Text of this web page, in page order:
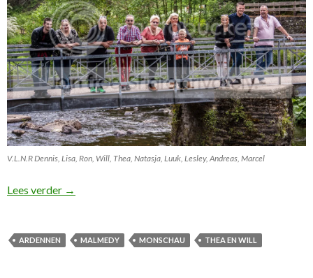
V.L.N.R Dennis, Lisa, Ron, Will, Thea, Natasja, Luuk, Lesley, Andreas, Marcel
Lees verder Heerlijk naar de Ardennen!
→
ARDENNEN MALMEDY MONSCHAU THEA EN WILL